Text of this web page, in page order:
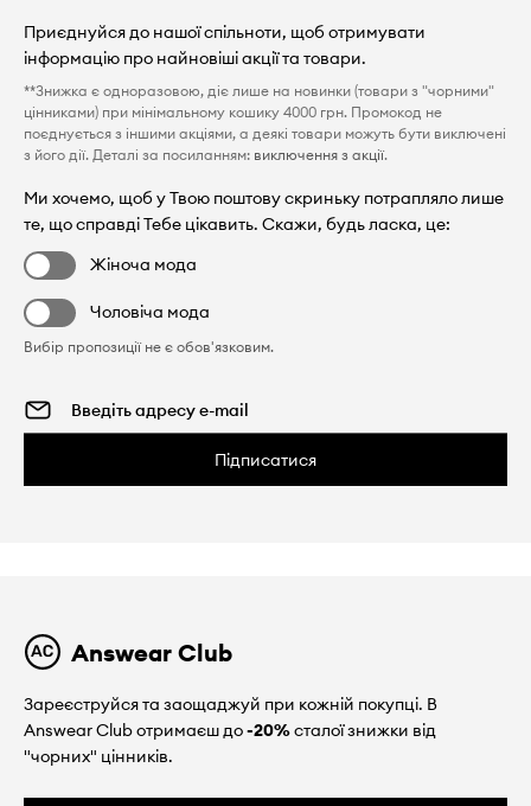
Приєднуйся до нашої спільноти, щоб отримувати
інформацію про найновіші акції та товари.
**Знижка є одноразовою, діє лише на новинки (товари з "чорними"
цінниками) при мінімальному кошику 4000 грн. Промокод не
поєднується з іншими акціями, а деякі товари можуть бути виключені
з його дії. Деталі за посиланням: виключення з акції.
Ми хочемо, щоб у Твою поштову скриньку потрапляло лише
те, що справді Тебе цікавить. Скажи, будь ласка, це:
Жіноча мода
Чоловіча мода
Вибір пропозиції не є обов'язковим.
Підписатися
Answear Club
Зареєструйся та заощаджуй при кожній покупці. В
Answear Club отримаєш до-20%сталої знижки від
"чорних" цінників.